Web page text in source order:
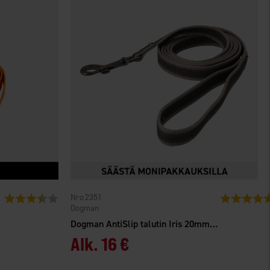
Arvio: 3.8 5:sta tähdestä
Dogman AntiSlip talutin Iris 20mm har
Dogman
2351
Alk. 16 €
Arvio: